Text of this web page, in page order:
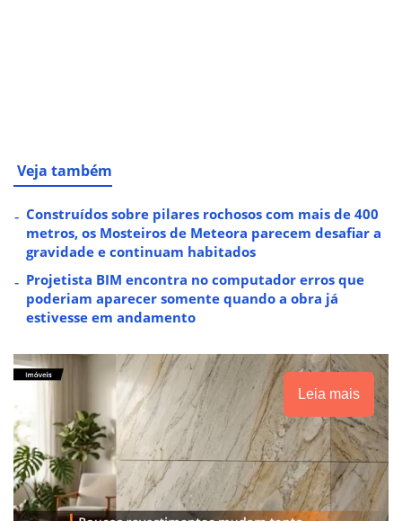
Veja também
Construídos sobre pilares rochosos com mais de 400
metros, os Mosteiros de Meteora parecem desafiar a
gravidade e continuam habitados
Projetista BIM encontra no computador erros que
poderiam aparecer somente quando a obra já
estivesse em andamento
Leia mais